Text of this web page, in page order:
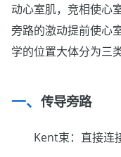
动心室肌，竞相使心
旁路的激动提前使心
学的位置大体分为三类
传导旁路
Kent束：直接连